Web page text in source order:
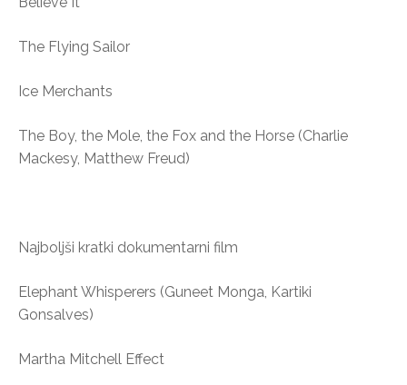
The Flying Sailor
Ice Merchants
The Boy, the Mole, the Fox and the Horse (Charlie
Mackesy, Matthew Freud)
Najboljši kratki dokumentarni film
Elephant Whisperers (Guneet Monga, Kartiki
Gonsalves)
Martha Mitchell Effect